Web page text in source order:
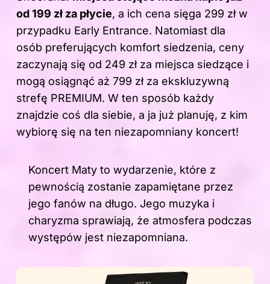
od 199 zł za płycie, a ich cena sięga 299 zł w
przypadku Early Entrance. Natomiast dla
osób preferujących komfort siedzenia, ceny
zaczynają się od 249 zł za miejsca siedzące i
mogą osiągnąć aż 799 zł za ekskluzywną
strefę PREMIUM. W ten sposób każdy
znajdzie coś dla siebie, a ja już planuję, z kim
wybiorę się na ten niezapomniany koncert!
Koncert Maty to wydarzenie, które z
pewnością zostanie zapamiętane przez
jego fanów na długo. Jego muzyka i
charyzma sprawiają, że atmosfera podczas
występów jest niezapomniana.